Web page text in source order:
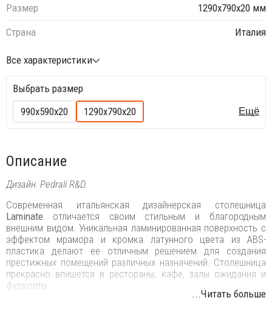
Размер
1290х790х20 мм
Страна
Италия
Все характеристики
Выбрать размер
990х590х20
1290х790х20 Ещё
Описание
Дизайн: Pedrali R&D.
Современная итальянская дизайнерская столешница
Laminate отличается своим стильным и благородным
внешним видом. Уникальная ламинированная поверхность с
эффектом мрамора и кромка латунного цвета из ABS-
пластика делают ее отличным решением для создания
престижных помещений различных назначений. Столешница
прекрасно впишется в рестораны, кафе, залы ожидания и
фудкорты.
...Читать больше